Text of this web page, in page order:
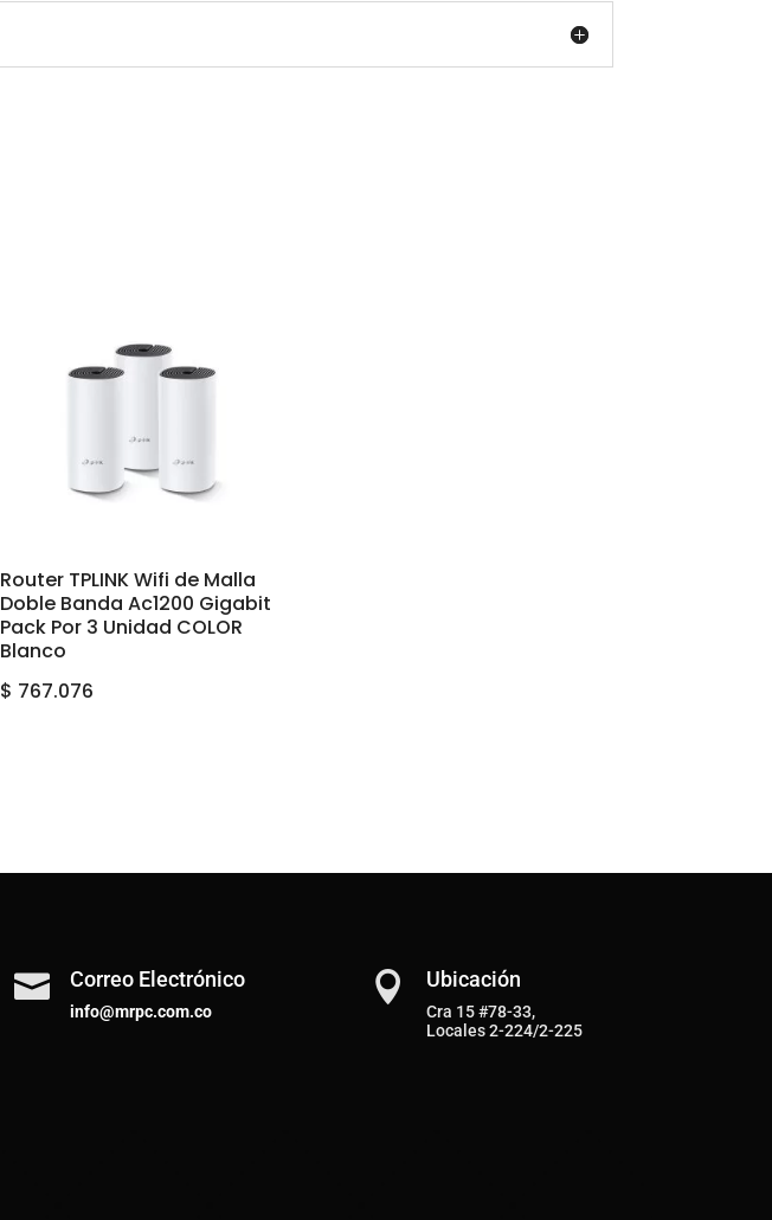
Router TPLINK Wifi de Malla
Doble Banda Ac1200 Gigabit
Pack Por 3 Unidad COLOR
Blanco
$ 767.076
 Correo Electrónico
info@mrpc.com.co
 Ubicación
Cra 15 #78-33,
Locales 2-224/2-225